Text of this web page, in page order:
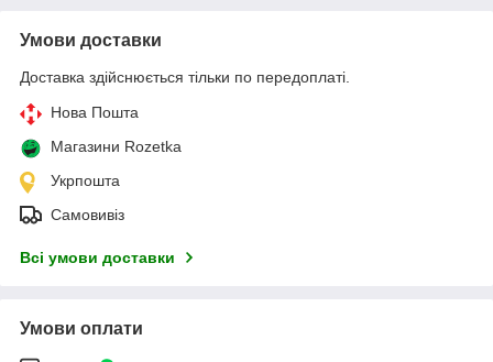
Умови доставки
Доставка здійснюється тільки по передоплаті.
Нова Пошта
Магазини Rozetka
Укрпошта
Самовивіз
Всі умови доставки
Умови оплати